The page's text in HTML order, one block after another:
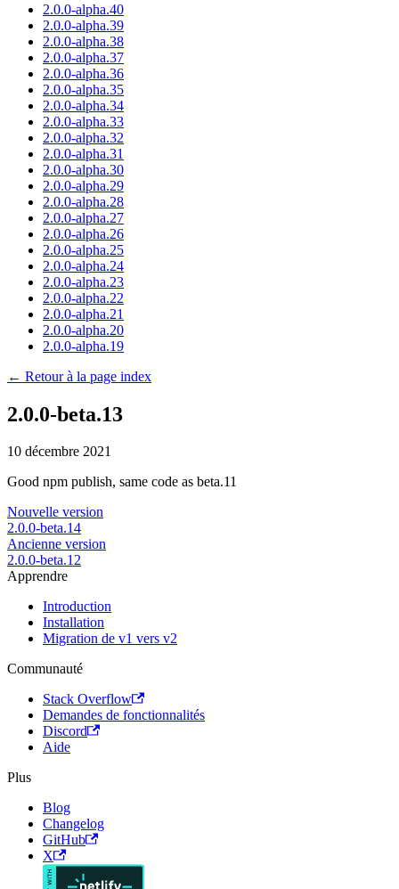
2.0.0-alpha.40
2.0.0-alpha.39
2.0.0-alpha.38
2.0.0-alpha.37
2.0.0-alpha.36
2.0.0-alpha.35
2.0.0-alpha.34
2.0.0-alpha.33
2.0.0-alpha.32
2.0.0-alpha.31
2.0.0-alpha.30
2.0.0-alpha.29
2.0.0-alpha.28
2.0.0-alpha.27
2.0.0-alpha.26
2.0.0-alpha.25
2.0.0-alpha.24
2.0.0-alpha.23
2.0.0-alpha.22
2.0.0-alpha.21
2.0.0-alpha.20
2.0.0-alpha.19
← Retour à la page index
2.0.0-beta.13
10 décembre 2021
Good npm publish, same code as beta.11
Nouvelle version
2.0.0-beta.14
Ancienne version
2.0.0-beta.12
Apprendre
Introduction
Installation
Migration de v1 vers v2
Communauté
Stack Overflow
Demandes de fonctionnalités
Discord
Aide
Plus
Blog
Changelog
GitHub
X